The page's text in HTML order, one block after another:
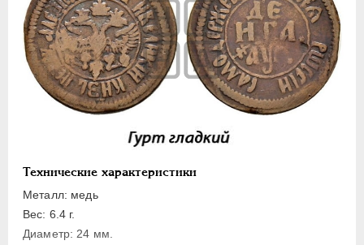
Технические характеристики
Металл: медь
Вес: 6.4 г.
Диаметр: 24 мм.
Полушка
Полполушки
Пробные
Для Речи Посполитой
Монетовидные жетоны
1725-1727
ПЕТР II
ИОАНН АНТОНОВИЧ
ЕЛИЗАВЕТА 1741-1762